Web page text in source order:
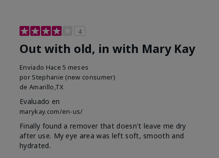
4
Out with old, in with Mary Kay
Enviado Hace 5 meses
por Stephanie (new consumer)
de Amarillo,TX
Evaluado en
marykay.com/en-us/
Finally found a remover that doesn't leave me dry
after use. My eye area was left soft, smooth and
hydrated.